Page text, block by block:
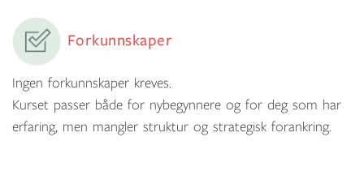
Forkunnskaper
Ingen forkunnskaper kreves.
Kurset passer både for nybegynnere og for deg som har
erfaring, men mangler struktur og strategisk forankring.